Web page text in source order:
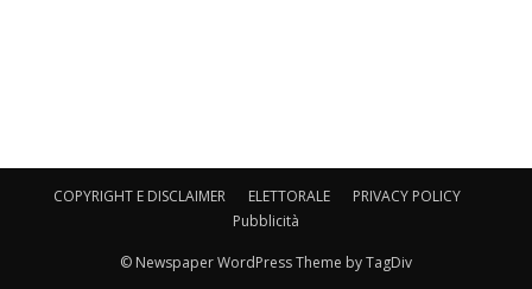
COPYRIGHT E DISCLAIMER ELETTORALE
PRIVACY POLICY
Pubblicità
© Newspaper WordPress Theme by TagDiv